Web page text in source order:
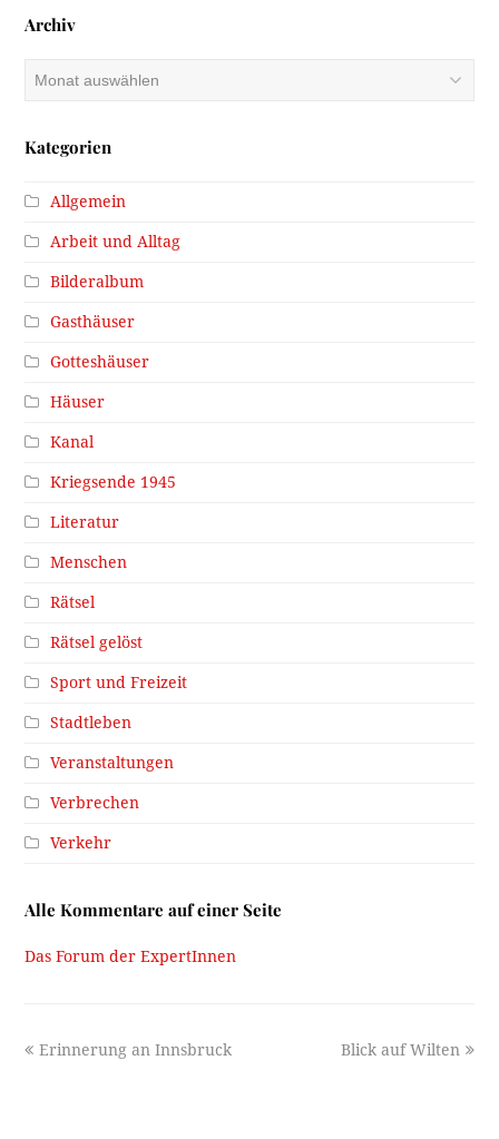
Archiv
Kategorien
Allgemein
Arbeit und Alltag
Bilderalbum
Gasthäuser
Gotteshäuser
Häuser
Kanal
Kriegsende 1945
Literatur
Menschen
Rätsel
Rätsel gelöst
Sport und Freizeit
Stadtleben
Veranstaltungen
Verbrechen
Verkehr
Alle Kommentare auf einer Seite
Das Forum der ExpertInnen
previous
Erinnerung an Innsbruck
next
Blick auf Wilten